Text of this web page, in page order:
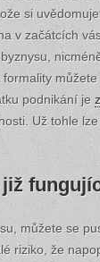
si
v začátcích
můžete
podnikání je
Už tohle
již
můžete se
riziko, že